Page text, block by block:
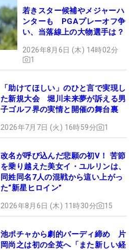
若きスター候補やメジャーハ
ンターも PGAプレーオフ争
い、当落線上の大物選手は？
2026年8月6日 (木) 14時02分
1
「助けてほしい」のひと言で実現し
た新規大会 堀川未来夢が訴える男
子ゴルフ界の実情と開催の舞台裏
2026年7月7日 (火) 16時59分 1
改名が呼び込んだ悲願の初V！ 苦節
を乗り越えた美女イ・ユルリンは、
同姓同名7人の混戦から這い上がっ
た“新星ヒロイン”
2026年8月6日 (木) 11時30分 15
池ポチャから劇的バーディ締め 片
岡尚之は初の全英へ「また新しい経